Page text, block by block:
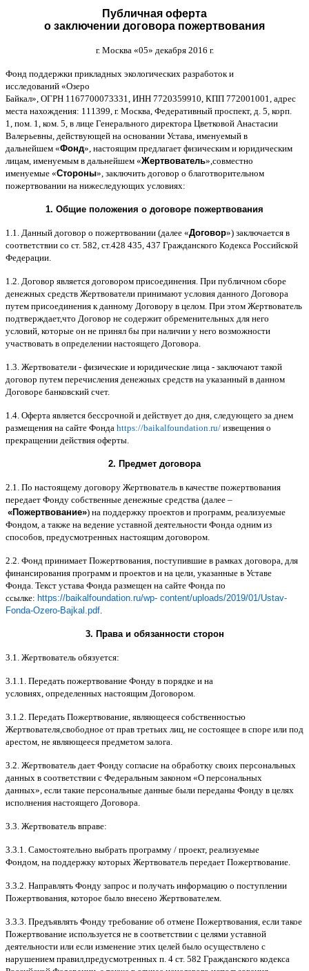
Публичная оферта
о заключении договора пожертвования
г. Москва «05» декабря 2016 г.
Фонд поддержки прикладных экологических разработок и
исследований «Озеро
Байкал», ОГРН 1167700073331, ИНН 7720359910, КПП 772001001, адрес
места нахождения: 111399, г. Москва, Федеративный проспект, д. 5, корп.
1, пом. 1, ком. 5, в лице Генерального директора Цветковой Анастасии
Валерьевны, действующей на основании Устава, именуемый в
дальнейшем «Фонд», настоящим предлагает физическим и юридическим
лицам, именуемым в дальнейшем «Жертвователь»,совместно
именуемые «Стороны», заключить договор o благотворительном
пожертвовании на нижеследующих условиях:
1. Общие положения o договоре пожертвования
1.1. Данный договор о пожертвовании (далее «Договор») заключается в
соответствии со ст. 582, ст.428 435, 437 Гражданского Кодекса Российской
Федерации.
1.2. Договор является договором присоединения. При публичном сборе
денежных средств Жертвователи принимают условия данного Договора
путем присоединения к данному Договору в целом. При этом Жертвователь
подтверждает,что Договор не содержит обременительных для него
условий, которые он не принял бы при наличии у него возможности
участвовать в определении настоящего Договора.
1.3. Жертвователи - физические и юридические лица - заключают такой
договор путем перечисления денежных средств на указанный в данном
Договоре банковский счет.
1.4. Оферта является бессрочной и действует до дня, следующего за днем
размещения на сайте Фонда https://baikalfoundation.ru/ извещения о
прекращении действия оферты.
2. Предмет договора
2.1. По настоящему договору Жертвователь в качестве пожертвования
передает Фонду собственные денежные средства (далее –
«Пожертвование») на поддержку проектов и программ, реализуемые
Фондом, а также на ведение уставной деятельности Фонда одним из
способов, предусмотренных настоящим договором.
2.2. Фонд принимает Пожертвования, поступившие в рамках договора, для
финансирования программ и проектов и на цели, указанные в Уставе
Фонда. Текст устава Фонда размещен на сайте Фонда по
ссылке: https://baikalfoundation.ru/wp- content/uploads/2019/01/Ustav-
Fonda-Ozero-Bajkal.pdf.
3. Права и обязанности сторон
3.1. Жертвователь обязуется:
3.1.1. Передать пожертвование Фонду в порядке и на
условиях, определенных настоящим Договором.
3.1.2. Передать Пожертвование, являющееся собственностью
Жертвователя,свободное от прав третьих лиц, не состоящее в споре или под
арестом, не являющееся предметом залога.
3.2. Жертвователь дает Фонду согласие на обработку своих персональных
данных в соответствии с Федеральным законом «О персональных
данных», если такие персональные данные были переданы Фонду в целях
исполнения настоящего Договора.
3.3. Жертвователь вправе:
3.3.1. Самостоятельно выбрать программу / проект, реализуемые
Фондом, на поддержку которых Жертвователь передает Пожертвование.
3.3.2. Направлять Фонду запрос и получать информацию о поступлении
Пожертвования, которое было внесено Жертвователем.
3.3.3. Предъявлять Фонду требование об отмене Пожертвования, если такое
Пожертвование используется не в соответствии с целями уставной
деятельности или если изменение этих целей было осуществлено с
нарушением правил,предусмотренных п. 4 ст. 582 Гражданского кодекса